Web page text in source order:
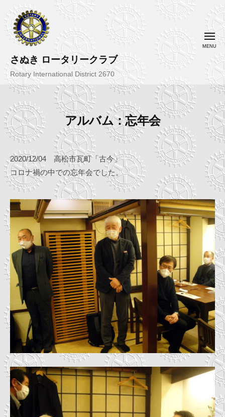
ン
テ
へ
ッ
プ
さぬき ロータリークラブ
Rotary International District 2670
メ
ニ
ー
アルバム：忘年会
2
0
2
0
-
1
2
-
0
4
b
y
さ
ぬ
き
R
C
事
務
局
2020/12/04 高松市瓦町「古今」
コロナ禍の中での忘年会でした。